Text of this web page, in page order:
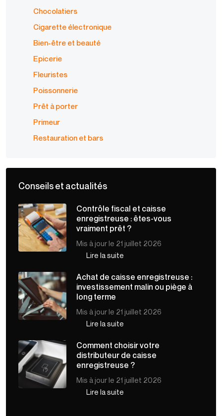
Chocolatiers
Cigarette électronique
Bien-être et beauté
Epicerie
Fleuristes
Poissonnerie
Prêt à porter
Primeur
Restauration et bars
Conseils et actualités
Contrôle fiscal et caisse
enregistreuse : êtes-vous
vraiment prêt ?
Mis à jour le 21 juillet 2026
Lire la suite
Achat de caisse enregistreuse :
investissement malin ou piège à
long terme
Mis à jour le 21 juillet 2026
Lire la suite
Comment choisir votre
distributeur de caisse
enregistreuse ?
Mis à jour le 21 juillet 2026
Lire la suite